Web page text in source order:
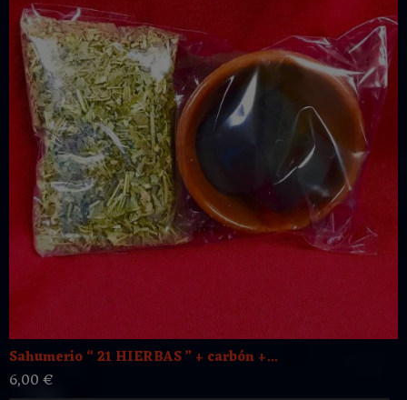
Sahumerio “ 21 HIERBAS ” + carbón +...
6,00 €